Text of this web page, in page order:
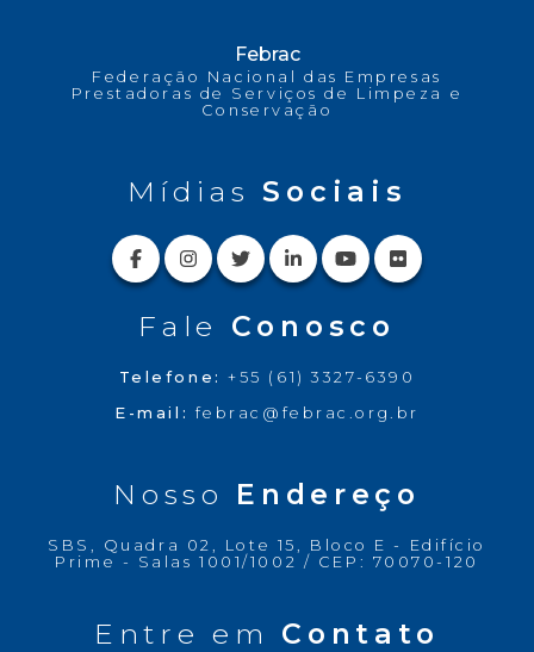
Febrac
Federação Nacional das Empresas
Prestadoras de Serviços de Limpeza e
Conservação
Mídias Sociais
Fale Conosco
Telefone:
+55 (61) 3327-6390
E-mail: febrac@febrac.org.br
Nosso Endereço
SBS, Quadra 02, Lote 15, Bloco E - Edifício
Prime - Salas 1001/1002 / CEP: 70070-120
Entre em Contato